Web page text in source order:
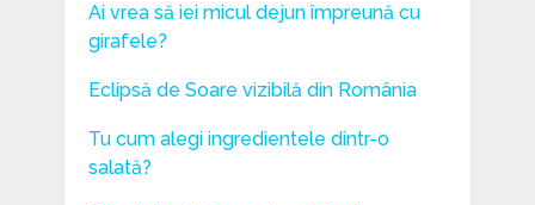
Ai vrea să iei micul dejun împreună cu
girafele?
Eclipsă de Soare vizibilă din România
Tu cum alegi ingredientele dintr-o
salată?